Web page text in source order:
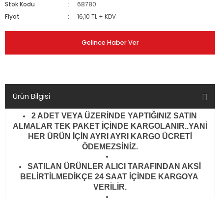
Stok Kodu
68780
Fiyat
16,10 TL + KDV
Gelince Haber Ver
Ürün Bilgisi
2 ADET VEYA ÜZERİNDE YAPTIĞINIZ SATIN
ALMALAR TEK PAKET İÇİNDE KARGOLANIR..YANİ
HER ÜRÜN İÇİN AYRI AYRI KARGO ÜCRETİ
ÖDEMEZSİNİZ.
SATILAN ÜRÜNLER ALICI TARAFINDAN AKSİ
BELİRTİLMEDİKÇE 24 SAAT İÇİNDE KARGOYA
VERİLİR.